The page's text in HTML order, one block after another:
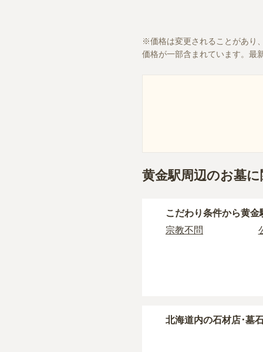
価格は変更されることがあり
価格が一部含まれています。最
黄金駅周辺のお墓
こだわり条件から黄金
宗教不問
北海道内の石材店･墓